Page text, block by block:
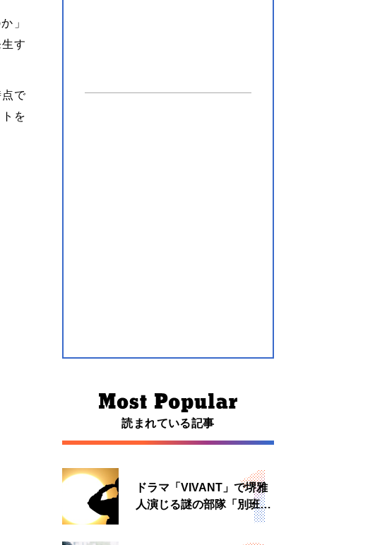
」
す
点で
を
読まれている記事
ドラマ「VIVANT」で堺雅
人演じる謎の部隊「別班」
は実在する？内情知る人物